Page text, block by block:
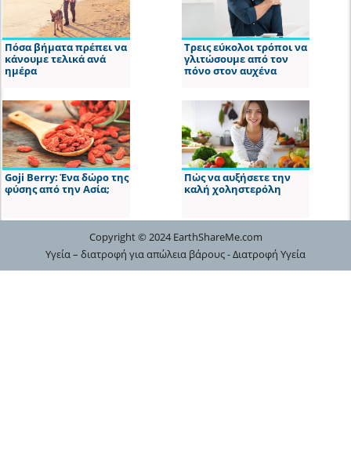
Πόσα βήματα πρέπει να
κάνουμε τελικά ανά
ημέρα
Τρεις εύκολοι τρόποι να
γλιτώσουμε από τον
πόνο στον αυχένα
Goji Berry: Ένα δώρο της
φύσης από την Ασία;
Πώς να αυξήσετε την
καλή χοληστερόλη
Copyright © 2024 EarthShareMe.com
Υγεία – διατροφή για απώλεια βάρους - Διατροφή Υγεία